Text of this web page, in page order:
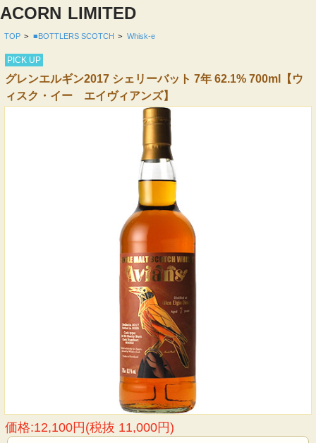
ACORN LIMITED
TOP > ■BOTTLERS SCOTCH > Whisk-e
PICK UP
グレンエルギン2017 シェリーバット 7年 62.1% 700ml【ウ
ィスク・イー エイヴィアンズ】
価格:12,100円(税抜 11,000円)